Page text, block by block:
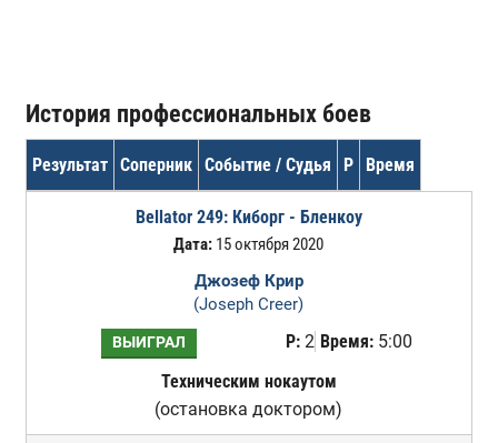
История профессиональных боев
Результат Соперник Событие / Судья Р Время
Bellator 249: Киборг - Бленкоу
Дата: 15 октября 2020
Джозеф Крир
(Joseph Creer)
ВЫИГРАЛ Р:2 Время:5:00
Техническим нокаутом
(остановка доктором)